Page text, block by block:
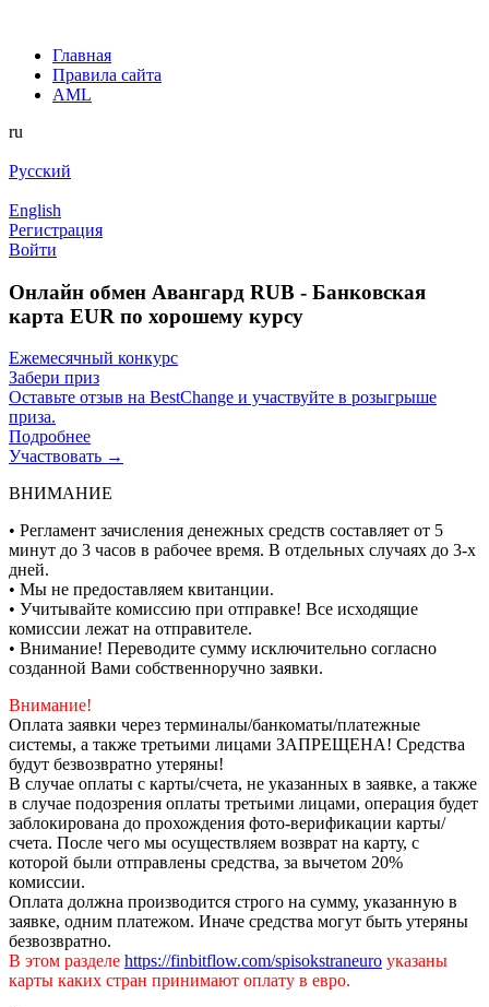
Главная
Правила сайта
AML
ru
Русский
English
Регистрация
Войти
Онлайн обмен Aвангард RUB - Банковская
карта EUR по хорошему курсу
Ежемесячный конкурс
Забери приз
Оставьте отзыв на BestChange и участвуйте в розыгрыше
приза.
Подробнее
Участвовать →
ВНИМАНИЕ
• Регламент зачисления денежных средств составляет от 5
минут до 3 часов в рабочее время. В отдельных случаях до 3-х
дней.
• Мы не предоставляем квитанции.
• Учитывайте комиссию при отправке! Все исходящие
комиссии лежат на отправителе.
• Внимание! Переводите сумму исключительно согласно
созданной Вами собственноручно заявки.
Внимание!
Оплата заявки через терминалы/банкоматы/платежные
системы, а также третьими лицами ЗАПРЕЩЕНА! Средства
будут безвозвратно утеряны!
В случае оплаты с карты/счета, не указанных в заявке, а также
в случае подозрения оплаты третьими лицами, операция будет
заблокирована до прохождения фото-верификации карты/
счета. После чего мы осуществляем возврат на карту, с
которой были отправлены средства, за вычетом 20%
комиссии.
Оплата должна производится строго на сумму, указанную в
заявке, одним платежом. Иначе средства могут быть утеряны
безвозвратно.
В этом разделе https://finbitflow.com/spisokstraneuro указаны
карты каких стран принимают оплату в евро.